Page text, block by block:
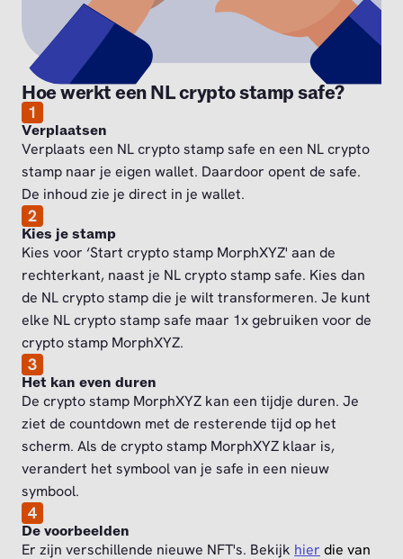
Hoe werkt een NL crypto stamp safe?
1
Verplaatsen
Verplaats een NL crypto stamp safe en een NL crypto
stamp naar je eigen wallet. Daardoor opent de safe.
De inhoud zie je direct in je wallet.
2
Kies je stamp
Kies voor ‘Start crypto stamp MorphXYZ' aan de
rechterkant, naast je NL crypto stamp safe. Kies dan
de NL crypto stamp die je wilt transformeren. Je kunt
elke NL crypto stamp safe maar 1x gebruiken voor de
crypto stamp MorphXYZ.
3
Het kan even duren
De crypto stamp MorphXYZ kan een tijdje duren. Je
ziet de countdown met de resterende tijd op het
scherm. Als de crypto stamp MorphXYZ klaar is,
verandert het symbool van je safe in een nieuw
symbool.
4
De voorbeelden
Er zijn verschillende nieuwe NFT's. Bekijk hier die van